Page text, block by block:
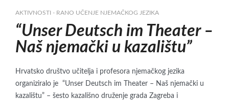
AKTIVNOSTI - RANO UČENJE NJEMAČKOG JEZIKA
“Unser Deutsch im Theater –
Naš njemački u kazalištu”
Hrvatsko društvo učitelja i profesora njemačkog jezika
organiziralo je “Unser Deutsch im Theater – Naš njemački u
kazalištu” – šesto kazališno druženje grada Zagreba i